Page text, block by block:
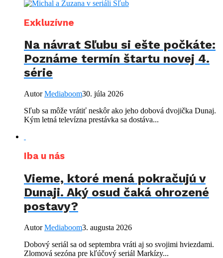
Exkluzívne
Na návrat Sľubu si ešte počkáte:
Poznáme termín štartu novej 4.
série
AutorMediaboom30. júla 2026
Sľub sa môže vrátiť neskôr ako jeho dobová dvojička Dunaj.
Kým letná televízna prestávka sa dostáva...
Iba u nás
Vieme, ktoré mená pokračujú v
Dunaji. Aký osud čaká ohrozené
postavy?
AutorMediaboom3. augusta 2026
Dobový seriál sa od septembra vráti aj so svojimi hviezdami.
Zlomová sezóna pre kľúčový seriál Markízy...